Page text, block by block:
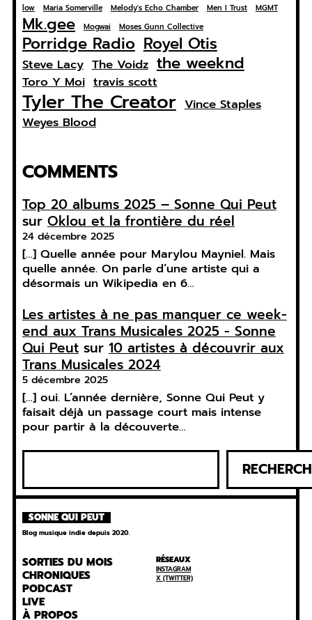
low
Maria Somerville Melody's Echo Chamber Men I Trust MGMT
Mk.gee Mogwai Moses Gunn Collective
Porridge Radio Royel Otis
Steve Lacy The Voidz the weeknd
Toro Y Moi travis scott
Tyler The Creator Vince Staples
Weyes Blood
COMMENTS
Top 20 albums 2025 – Sonne Qui Peut
sur Oklou et la frontière du réel
24 décembre 2025
[…] Quelle année pour Marylou Mayniel. Mais
quelle année. On parle d’une artiste qui a
désormais un Wikipedia en 6…
Les artistes à ne pas manquer ce week-
end aux Trans Musicales 2025 - Sonne
Qui Peutsur10 artistes à découvrir aux
Trans Musicales 2024
5 décembre 2025
[…] oui. L’année dernière, Sonne Qui Peut y
faisait déjà un passage court mais intense
pour partir à la découverte…
R
c
h
e
r
c
h
e
r
SONNE QUI PEUT
Blog musique indie depuis 2020.
SORTIES DU MOIS
CHRONIQUES
PODCAST
LIVE
À PROPOS
RÉSEAUX
INSTAGRAM
X (TWITTER)